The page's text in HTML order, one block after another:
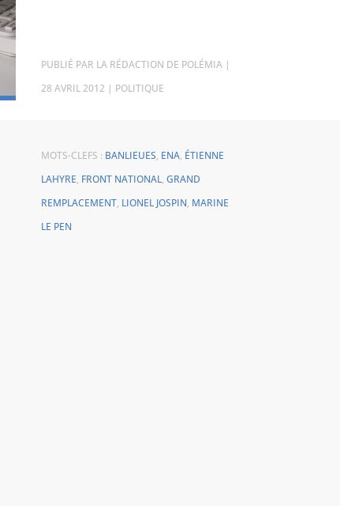
PAR LA RÉDACTION DE POLÉMIA |
28 AVRIL 2012 | POLITIQUE
MOTS-CLEFS : BANLIEUES, ENA, ÉTIENNE
LAHYRE, FRONT NATIONAL, GRAND
REMPLACEMENT, LIONEL JOSPIN, MARINE
LE PEN